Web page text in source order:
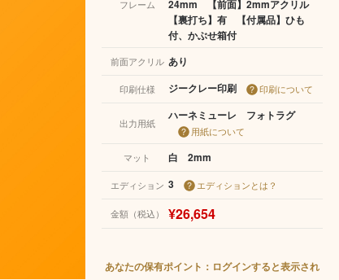
フレーム
24mm 【前面】2mmアクリル
【裏打ち】有 【付属品】ひも
付、かぶせ箱付
前面アクリル あり
印刷仕様 ジークレー印刷 印刷について
出力用紙
ハーネミューレ フォトラグ
用紙について
マット
白 2mm
エディション 3 エディションとは？
金額（税込） ¥26,654
あなたの保有ポイント：ログインすると表示され